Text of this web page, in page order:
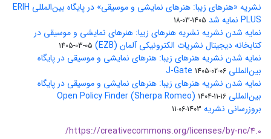
نشریه «هنرهای زیبا: هنرهای نمایشی و موسیقی» در پایگاه بین‌المللی ERIH
PLUS نمایه شد
1405-03-18
نمایه شدن نشریه نشریه هنرهای زیبا: هنرهای نمایشی و موسیقی در
کتابخانه دیجیتال نشریات الکترونیکی آلمان (EZB)
1405-03-05
نمایه شدن نشریه هنرهای زیبا: هنرهای نمایشی و موسیقی در پایگاه
بین‌المللی J-Gate 1405-02-06
نمایه شدن نشریه هنرهای زیبا: هنرهای نمایشی و موسیقی در پایگاه
بین‌المللی Open Policy Finder (Sherpa Romeo) 1404-11-16
بروزرسانی نشریه 1403-06-11
https://creativecommons.org/licenses/by-nc/4.0/